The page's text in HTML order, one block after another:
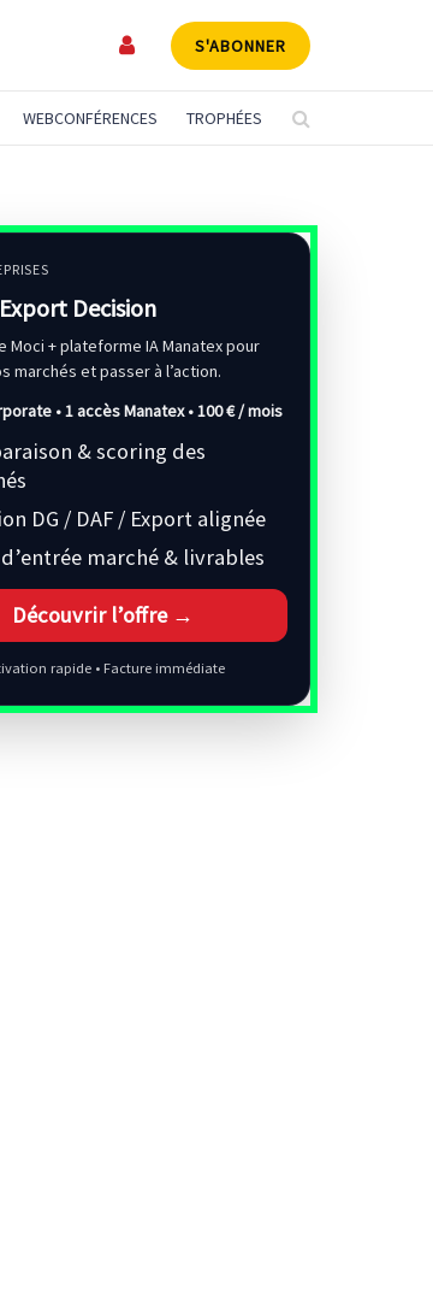
S'ABONNER
WEBCONFÉRENCES TROPHÉES
Decision
Moci + plateforme IA Manatex pour
marchés et passer à l’action.
• 1 accès Manatex •100 € / mois
& scoring des
DG / DAF / Export alignée
marché & livrables
Découvrir l’offre →
rapide • Facture immédiate